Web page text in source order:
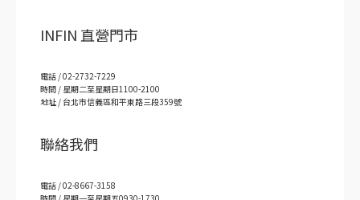
INFIN 直營門市
電話 / 02-2732-7229
時間 / 星期二至星期日1100-2100
地址 / 台北市信義區和平東路三段359號
聯絡我們
電話 / 02-8667-3158